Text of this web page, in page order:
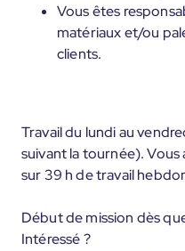
Vous êtes
matériaux et/ou
clients.
Travail du lundi au
suivant la tournée).
sur 39 h de travail
Début de mission dès
Intéressé ?